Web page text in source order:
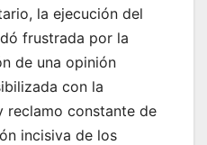
la ejecución del
frustrada por la
de una opinión
con la
reclamo constante de
incisiva de los